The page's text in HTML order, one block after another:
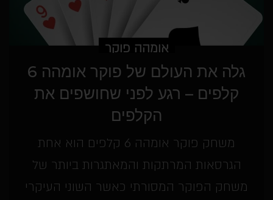
אומהה פוקר
גלה את העולם של פוקר אומהה 6
קלפים – רגע לפני שחושפים את
הקלפים
משחק פוקר אומהה 6 קלפים הוא אחת
הגרסאות המרתקות והמאתגרות ביותר של
משחק הפוקר המסורתי כאשר השוני העיקרי